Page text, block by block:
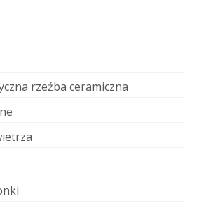
rzeźba ceramiczna